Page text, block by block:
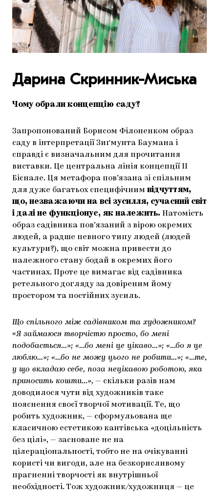
Дарина Скринник-Миська
Чому обрали концепцію саду?
Запропонований Борисом Філоненком образ
саду в інтерпретації Зиґмунта Баумана і
справді є визначальним для прочитання
виставки. Це центральна лінія концепції ІІ
Бієнале. Ця метафора пов’язана зі спільним
для дуже багатьох специфічним відчуттям,
що, незважаючи на всі зусилля, сучасний світ
і далі не функціонує, як належить. Натомість
образ садівника пов’язаний з вірою окремих
людей, а радше певного типу людей (людей
культури?), що світ можна привести до
належного стану бодай в окремих його
частинах. Проте це вимагає від садівника
ретельного догляду за довіреним йому
простором та постійних зусиль.
Що спільного між садівником та художником?
«Я займаюся творчістю просто, бо мені
подобається…»; «…бо мені це цікаво…»; «…бо я це
люблю…»; «…бо не можу цього не робити…»; «…те,
у що вкладаю себе, поза нецікавою роботою, яка
приносить кошти…», — скільки разів нам
доводилося чути від художників таке
пояснення своєї творчої мотивації. Те, що
робить художник, — сформульована ще
класичною естетикою кантівська «доцільність
без цілі», — засноване не на
цілераціональності, тобто не на очікуванні
користі чи вигоди, але на безкорисливому
прагненні творчості як внутрішньої
необхідності. Тож художник/художниця — це